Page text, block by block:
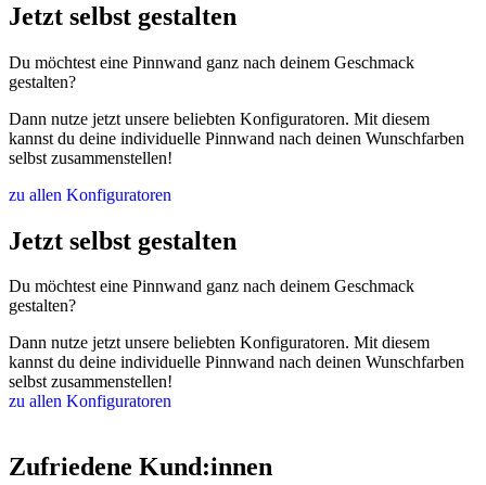
Jetzt selbst gestalten
Du möchtest eine Pinnwand ganz nach deinem Geschmack
gestalten?
Dann nutze jetzt unsere beliebten Konfiguratoren. Mit diesem
kannst du deine individuelle Pinnwand nach deinen Wunschfarben
selbst zusammenstellen!
zu allen Konfiguratoren
Jetzt selbst gestalten
Du möchtest eine Pinnwand ganz nach deinem Geschmack
gestalten?
Dann nutze jetzt unsere beliebten Konfiguratoren. Mit diesem
kannst du deine individuelle Pinnwand nach deinen Wunschfarben
selbst zusammenstellen!
zu allen Konfiguratoren
Zufriedene Kund:innen